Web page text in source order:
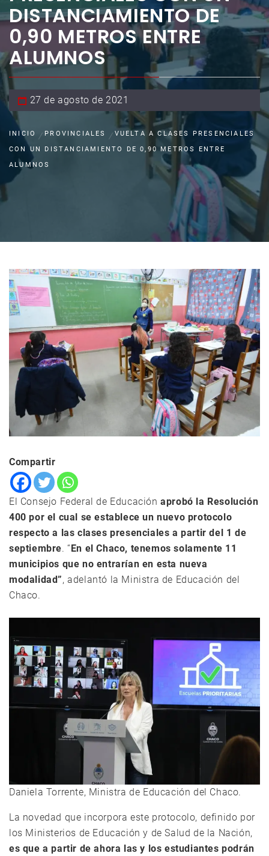
DISTANCIAMIENTO DE
0,90 METROS ENTRE
ALUMNOS
27 de agosto de 2021
INICIO PROVINCIALES
VUELTA A CLASES PRESENCIALES
CON UN DISTANCIAMIENTO DE 0,90 METROS ENTRE
ALUMNOS
Compartir
El Consejo Federal de Educaciónaprobó la Resolución
400 por el cual se establece un nuevo protocolo
respecto a las clases presenciales a partir del 1 de
septiembre. “En el Chaco, tenemos solamente 11
municipios que no entrarían en esta nueva
modalidad”, adelantó la Ministra de Educación del
Chaco.
Daniela Torrente, Ministra de Educación del Chaco.
La novedad que incorpora este protocolo, definido por
los Ministerios de Educación y de Salud de la Nación,
es que a partir de ahora las y los estudiantes podrán